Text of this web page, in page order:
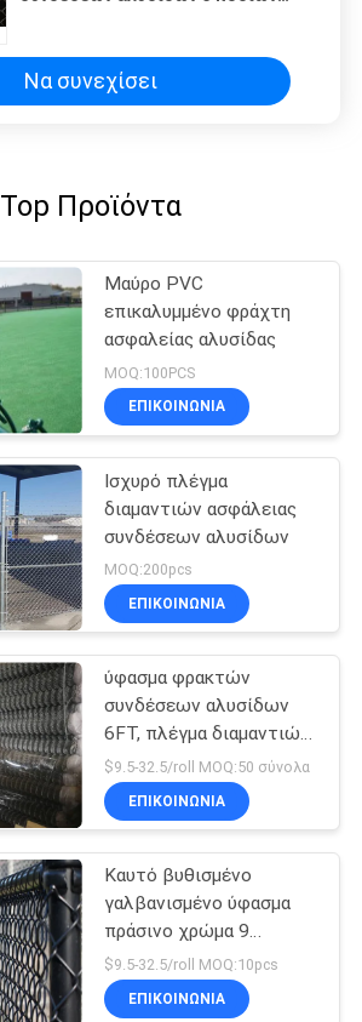
Να συνεχίσει
Top Προϊόντα
Μαύρο PVC
επικαλυμμένο φράχτη
ασφαλείας αλυσίδας
MOQ:100PCS
ΕΠΙΚΟΙΝΩΝΊΑ
Ισχυρό πλέγμα
διαμαντιών ασφάλειας
συνδέσεων αλυσίδων
MOQ:200pcs
ΕΠΙΚΟΙΝΩΝΊΑ
ύφασμα φρακτών
συνδέσεων αλυσίδων
6FT, πλέγμα διαμαντιών
που περιφράζει το
χαμηλό καλώδιο σιδήρου
άνθρακα
$9.5-32.5/roll MOQ:50 σύνολα
ΕΠΙΚΟΙΝΩΝΊΑ
Καυτό βυθισμένο
γαλβανισμένο ύφασμα
πράσινο χρώμα 9
φρακτών συνδέσεων
αλυσίδων 6 ποδιών
μετρητής
$9.5-32.5/roll MOQ:10pcs
ΕΠΙΚΟΙΝΩΝΊΑ